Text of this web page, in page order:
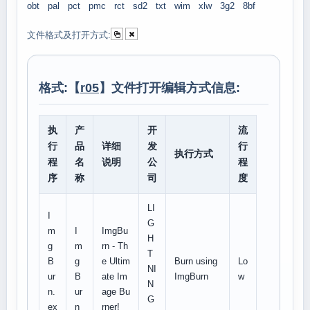
obt
pal pct pmc rct sd2 txt wim xlw 3g2 8bf
文件格式及打开方式:
格式:【r05】文件打开编辑方式信息:
执
行
程
序
产
品
名
称
详细
说明
开
发
公
司
执行方式
流
行
程
度
m
g
B
ur
n.
ex
m
g
B
ur
n
ImgBu
rn - Th
e Ultim
ate Im
age Bu
rner!
LI
G
H
T
NI
N
G
Burn using
ImgBurn
Lo
w